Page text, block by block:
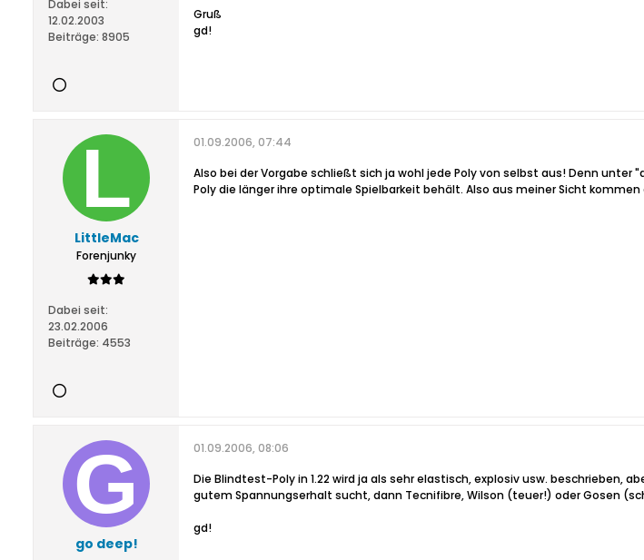
Dabei seit:
12.02.2003
Beiträge: 8905
Gruß
gd!
LittleMac
Forenjunky
Dabei seit:
23.02.2006
Beiträge: 4553
01.09.2006, 07:44
Also bei der Vorgabe schließt sich ja wohl jede Poly von selbst aus! Denn unter
Poly die länger ihre optimale Spielbarkeit behält. Also aus meiner Sicht
go deep!
01.09.2006, 08:06
Die Blindtest-Poly in 1.22 wird ja als sehr elastisch, explosiv usw. beschrieben,
gutem Spannungserhalt sucht, dann Tecnifibre, Wilson (teuer!) oder Gosen
gd!